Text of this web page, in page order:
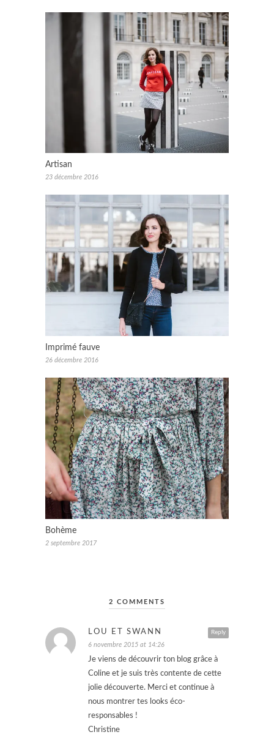
Artisan
23 décembre 2016
Imprimé fauve
26 décembre 2016
Bohème
2 septembre 2017
2 COMMENTS
Reply
LOU ET SWANN
6 novembre 2015 at 14:26
Je viens de découvrir ton blog grâce à
Coline et je suis très contente de cette
jolie découverte. Merci et continue à
nous montrer tes looks éco-
responsables !
Christine